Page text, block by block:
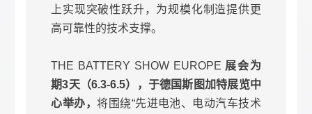
上实现突破性跃升，为规模化制造提供更
高可靠性的技术支撑。
THE BATTERY SHOW EUROPE 展会为
期3天（6.3-6.5），于德国斯图加特展览中
心举办，将围绕“先进电池、电动汽车技术